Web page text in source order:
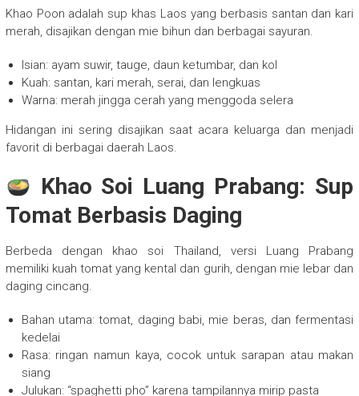
Khao Poon adalah sup khas Laos yang berbasis santan dan kari
merah, disajikan dengan mie bihun dan berbagai sayuran.
Isian: ayam suwir, tauge, daun ketumbar, dan kol
Kuah: santan, kari merah, serai, dan lengkuas
Warna: merah jingga cerah yang menggoda selera
Hidangan ini sering disajikan saat acara keluarga dan menjadi
favorit di berbagai daerah Laos.
Khao Soi Luang Prabang: Sup
Tomat Berbasis Daging
Berbeda dengan khao soi Thailand, versi Luang Prabang
memiliki kuah tomat yang kental dan gurih, dengan mie lebar dan
daging cincang.
Bahan utama: tomat, daging babi, mie beras, dan fermentasi
kedelai
Rasa: ringan namun kaya, cocok untuk sarapan atau makan
siang
Julukan: “spaghetti pho” karena tampilannya mirip pasta